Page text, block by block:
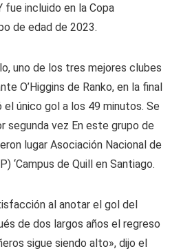
fue incluido en la Copa
de edad de 2023.
uno de los tres mejores clubes
O’Higgins de Ranko, en la final
el único gol a los 49 minutos. Se
segunda vez En este grupo de
lugar Asociación Nacional de
‘Campus de Quill en Santiago.
al anotar el gol del
de dos largos años el regreso
sigue siendo alto», dijo el